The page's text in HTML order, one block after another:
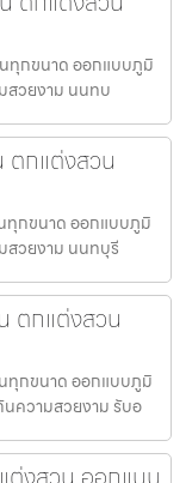
ทุกขนาด ออกแบบภูมิ
สวยงาม นนทบ
ตกแต่งสวน
ทุกขนาด ออกแบบภูมิ
สวยงาม นนทบุรี
ตกแต่งสวน
ทุกขนาด ออกแบบภูมิ
ความสวยงาม รับอ